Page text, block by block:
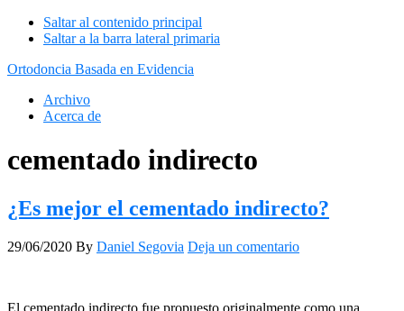
Saltar al contenido principal
Saltar a la barra lateral primaria
Ortodoncia Basada en Evidencia
Archivo
Acerca de
cementado indirecto
¿Es mejor el cementado indirecto?
29/06/2020 By Daniel Segovia Deja un comentario
El cementado indirecto fue propuesto originalmente como una